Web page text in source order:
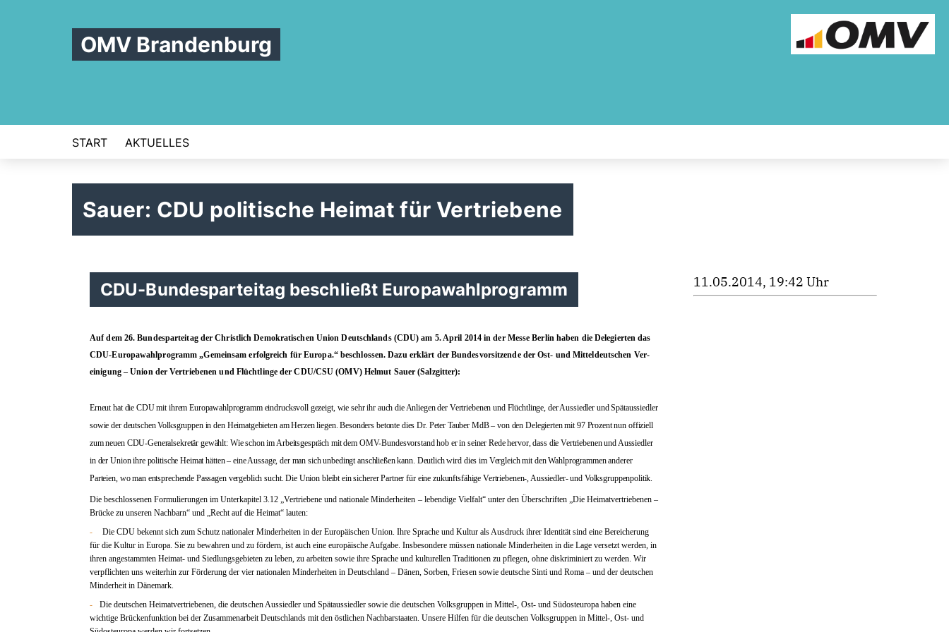
OMV Brandenburg
START AKTUELLES
Sauer: CDU politische Heimat für Vertriebene
CDU-Bundesparteitag beschließt Europawahlprogramm
Auf dem 26. Bundesparteitag der Christlich Demokratischen Union Deutschlands (CDU) am 5. April 2014 in der Messe Berlin haben die Delegierten das
CDU-Europawahlprogramm „Gemeinsam er­folg­reich für Europa.“ beschlossen. Dazu erklärt der Bundesvorsitzende der Ost- und Mittel­deut­schen Ver­
eini­gung – Union der Ver­trie­benen und Flüchtlinge der CDU/CSU (OMV) Helmut Sauer (Salzgitter):
Erneut hat die CDU mit ihrem Europawahlprogramm eindrucksvoll gezeigt, wie sehr ihr auch die Anliegen der Ver­trie­benen und Flüchtlinge, der Aussiedler und Spätaussiedler
sowie der deutschen Volksgruppen in den Heimatgebieten am Herzen liegen. Besonders betonte dies Dr. Peter Tauber MdB – von den Delegier­ten mit 97 Prozent nun offiziell
zum neuen CDU-Generalsekretär gewählt: Wie schon im Arbeitsgespräch mit dem OMV-Bundesvorstand hob er in seiner Rede hervor, dass die Vertriebenen und Aussiedler
in der Union ihre politische Heimat hätten – eine Aussage, der man sich unbedingt anschließen kann. Deutlich wird dies im Ver­gleich mit den Wahlprogrammen anderer
Parteien, wo man entsprechende Passagen vergeblich sucht. Die Union bleibt ein sicherer Partner für eine zukunftsfähige Vertriebenen-, Aussiedler- und Volksgruppenpolitik.
Die beschlossenen Formulierungen im Unterkapitel 3.12 „Ver­trie­bene und nationale Minderheiten – lebendige Vielfalt“ unter den Überschriften „Die Heimat­vertriebenen –
Brücke zu unse­ren Nachbarn“ und „Recht auf die Heimat“ lauten:
-
Die CDU bekennt sich zum Schutz nationaler Minderheiten in der Europäischen Union. Ihre Sprache und Kultur als Ausdruck ihrer Identität sind eine Bereicherung
für die Kultur in Europa. Sie zu bewahren und zu fördern, ist auch eine europäische Aufgabe. Insbesondere müssen nationale Minderheiten in die Lage ver­setzt werden, in
ihren angestammten Heimat- und Siedlungsgebieten zu leben, zu arbeiten sowie ihre Spra­che und kulturellen Traditionen zu pflegen, ohne diskriminiert zu werden. Wir
verpflichten uns weiterhin zur Förderung der vier nationalen Minderheiten in Deutschland – Dänen, Sorben, Friesen sowie deutsche Sinti und Roma – und der deutschen
Minderheit in Dänemark.
-
Die deutschen Heimatvertriebenen, die deutschen Aussiedler und Spätaussiedler sowie die deutschen Volks­gruppen in Mittel-, Ost- und Südosteuropa haben eine
wichtige Brückenfunktion bei der Zusammen­arbeit Deutschlands mit den östlichen Nachbarstaaten. Unsere Hilfen für die deutschen Volksgruppen in Mittel-, Ost- und
11.05.2014, 19:42 Uhr